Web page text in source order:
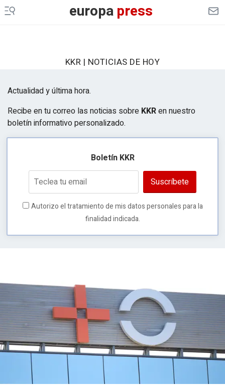
europapress
KKR | NOTICIAS DE HOY
Actualidad y última hora.
Recibe en tu correo las noticias sobre KKRen nuestro
boletín informativo personalizado.
Boletín KKR
Suscríbete
Autorizo el tratamiento de mis datos personales para la
finalidad indicada.